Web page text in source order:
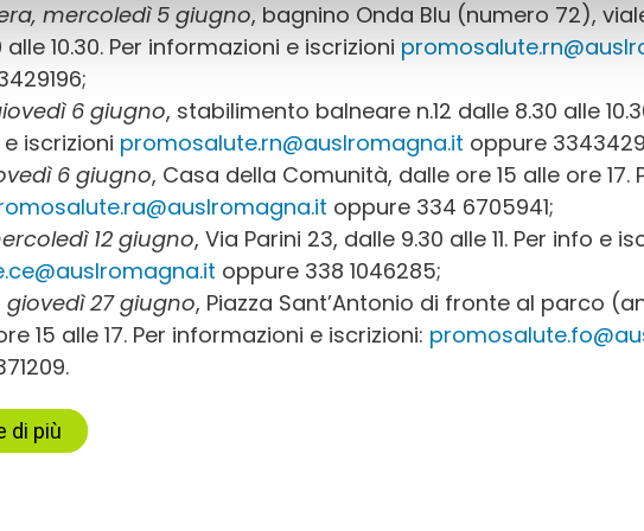
mercoledì 5 giugno, bagnino Onda Blu (numero 72),
alle 10.30. Per informazioni e iscrizioni
6 giugno, stabilimento balneare n.12 dalle 8.30 alle
iscrizioni promosalute.rn@auslromagna.it oppure
6 giugno, Casa della Comunità, dalle ore 15 alle ore 17.
oppure 334 6705941;
12 giugno, Via Parini 23, dalle 9.30 alle 11. Per info e
oppure 338 1046285;
giovedì 27 giugno, Piazza Sant’Antonio di fronte al parco
15 alle 17. Per informazioni e iscrizioni:
di più